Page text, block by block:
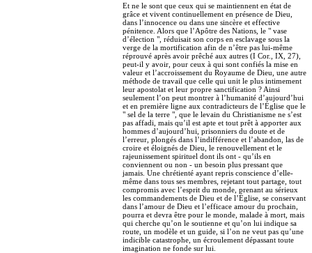
Et ne le sont que ceux qui se maintiennent en état de
grâce et vivent continuellement en présence de Dieu,
dans l’innocence ou dans une sincère et effective
pénitence. Alors que l’Apôtre des Nations, le " vase
d’élection ", réduisait son corps en esclavage sous la
verge de la mortification afin de n’être pas lui-même
réprouvé après avoir prêché aux autres (I Cor., IX, 27),
peut-il y avoir, pour ceux à qui sont confiés la mise en
valeur et l’accroissement du Royaume de Dieu, une autre
méthode de travail que celle qui unit le plus intimement
leur apostolat et leur propre sanctification ? Ainsi
seulement l’on peut montrer à l’humanité d’aujourd’hui
et en première ligne aux contradicteurs de l’Église que le
" sel de la terre ", que le levain du Christianisme ne s’est
pas affadi, mais qu’il est apte et tout prêt à apporter aux
hommes d’aujourd’hui, prisonniers du doute et de
l’erreur, plongés dans l’indifférence et l’abandon, las de
croire et éloignés de Dieu, le renouvellement et le
rajeunissement spirituel dont ils ont - qu’ils en
conviennent ou non - un besoin plus pressant que
jamais. Une chrétienté ayant repris conscience d’elle-
même dans tous ses membres, rejetant tout partage, tout
compromis avec l’esprit du monde, prenant au sérieux
les commandements de Dieu et de l’Église, se conservant
dans l’amour de Dieu et l’efficace amour du prochain,
pourra et devra être pour le monde, malade à mort, mais
qui cherche qu’on le soutienne et qu’on lui indique sa
route, un modèle et un guide, si l’on ne veut pas qu’une
indicible catastrophe, un écroulement dépassant toute
imagination ne fonde sur lui.